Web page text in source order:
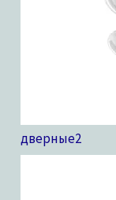
дверные2